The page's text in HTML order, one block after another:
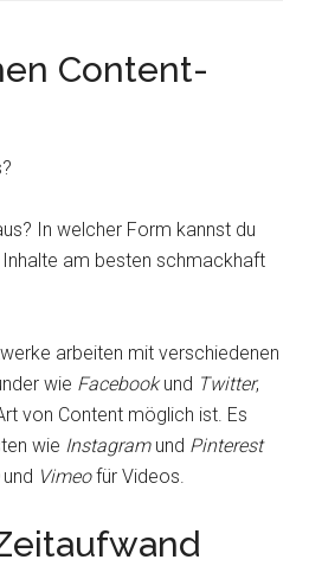
Content-
In welcher Form kannst du
am besten schmackhaft
arbeiten mit verschiedenen
wie Facebookund Twitter,
von Content möglich ist. Es
wie Instagramund Pinterest
und Vimeofür Videos.